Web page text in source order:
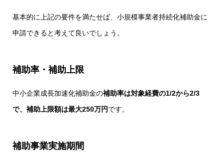
基本的に上記の要件を満たせば、小規模事業者持続化補助金に
申請できると考えて良いでしょう。
補助率・補助上限
中小企業成長加速化補助金の補助率は対象経費の1/2から2/3
で、補助上限額は最大250万円です。
補助事業実施期間